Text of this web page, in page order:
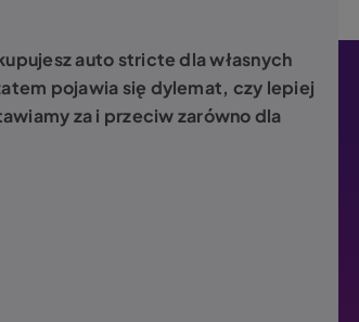
auto stricte dla własnych
pojawia się dylemat, czy lepiej
za i przeciw zarówno dla